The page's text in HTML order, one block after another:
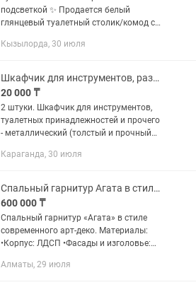
подсветкой ✨ Продается белый
глянцевый туалетный столик/комод с
вместительный: 4 выдвижных ящика +
Кызылорда, 30 июля
Шкафчик для инструментов, различных принадлежностей и пр. мет. с зеркалами.
20 000 ₸
2 штуки. Шкафчик для инструментов,
туалетных принадлежностей и прочего
- металлический (толстый и прочный
зеркалами. 3 полки, регулируемые по
Караганда, 30 июля
Спальный гарнитур Агата в стиле современного арт-деко.
600 000 ₸
Спальный гарнитур «Агата» в стиле
современного арт-деко. Материалы:
•Корпус: ЛДСП •Фасады и изголовье:
доводчиками В комплект входит:
Алматы, 29 июля